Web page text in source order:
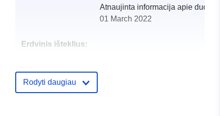
Atnaujinta informacija apie
01 March 2022
Erdvinis išteklius:
Rodyti daugiau